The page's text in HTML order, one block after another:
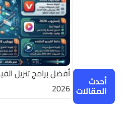
أحدث
المقالات
أفضل برامج تنزيل
2026